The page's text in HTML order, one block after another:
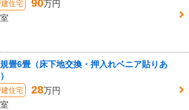
建住宅 90万円
畳6畳（床下地交換・押入れベニア貼りあ
建住宅 28万円